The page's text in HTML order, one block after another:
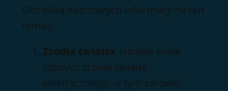
Oto kilka kluczowych informacji na ten
temat:
Źródła światła: Istnieje wiele
różnych źródeł światła
elektrycznego, w tym żarówki